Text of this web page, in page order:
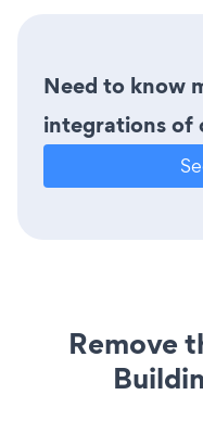
Need to know
integrations of
Remove